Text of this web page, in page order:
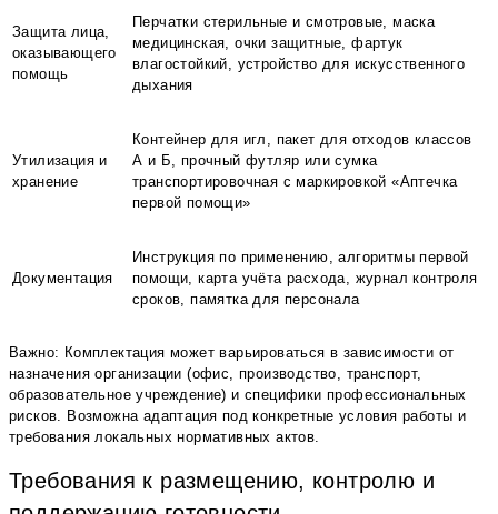
Защита лица,
оказывающего
помощь
Перчатки стерильные и смотровые, маска
медицинская, очки защитные, фартук
влагостойкий, устройство для искусственного
дыхания
Утилизация и
хранение
Контейнер для игл, пакет для отходов классов
А и Б, прочный футляр или сумка
транспортировочная с маркировкой «Аптечка
первой помощи»
Документация
Инструкция по применению, алгоритмы первой
помощи, карта учёта расхода, журнал контроля
сроков, памятка для персонала
Важно: Комплектация может варьироваться в зависимости от
назначения организации (офис, производство, транспорт,
образовательное учреждение) и специфики профессиональных
рисков. Возможна адаптация под конкретные условия работы и
требования локальных нормативных актов.
Требования к размещению, контролю и